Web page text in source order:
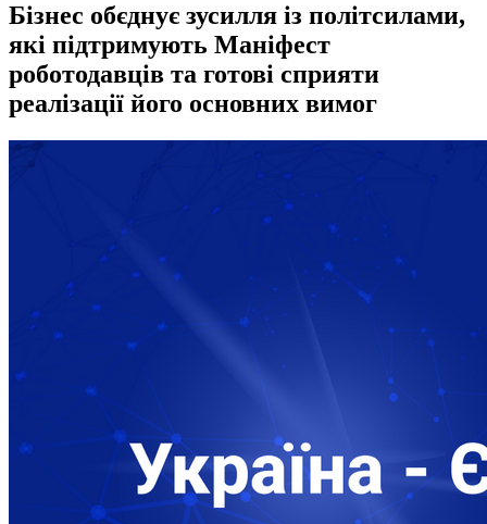
Бізнес обєднує зусилля із політсилами,
які підтримують Маніфест
роботодавців та готові сприяти
реалізації його основних вимог